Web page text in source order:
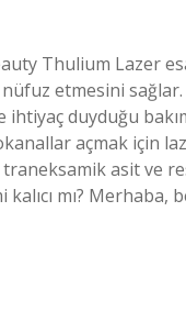
Thulium Lazer
etmesini
duyduğu
açmak için
traneksamik asit ve
mı?